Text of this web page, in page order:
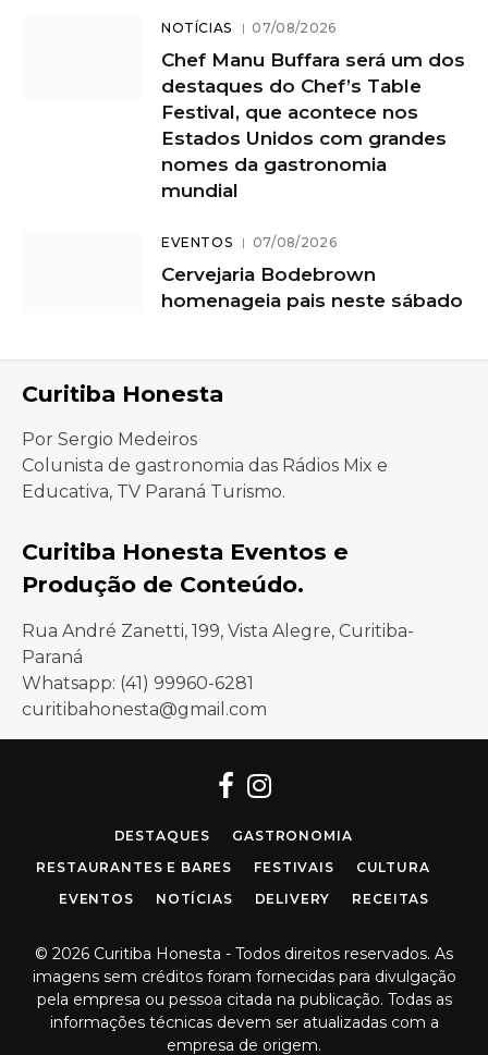
NOTÍCIAS 07/08/2026
Chef Manu Buffara será um dos
destaques do Chef’s Table
Festival, que acontece nos
Estados Unidos com grandes
nomes da gastronomia
mundial
EVENTOS 07/08/2026
Cervejaria Bodebrown
homenageia pais neste sábado
Curitiba Honesta
Por Sergio Medeiros
Colunista de gastronomia das Rádios Mix e
Educativa, TV Paraná Turismo.
Curitiba Honesta Eventos e
Produção de Conteúdo.
Rua André Zanetti, 199, Vista Alegre, Curitiba-
Paraná
Whatsapp: (41) 99960-6281
curitibahonesta@gmail.com
Facebook
Instagram
DESTAQUES
GASTRONOMIA
RESTAURANTES E BARES
FESTIVAIS
CULTURA
EVENTOS
NOTÍCIAS DELIVERY RECEITAS
© 2026 Curitiba Honesta - Todos direitos reservados. As
imagens sem créditos foram fornecidas para divulgação
pela empresa ou pessoa citada na publicação. Todas as
informações técnicas devem ser atualizadas com a
empresa de origem.